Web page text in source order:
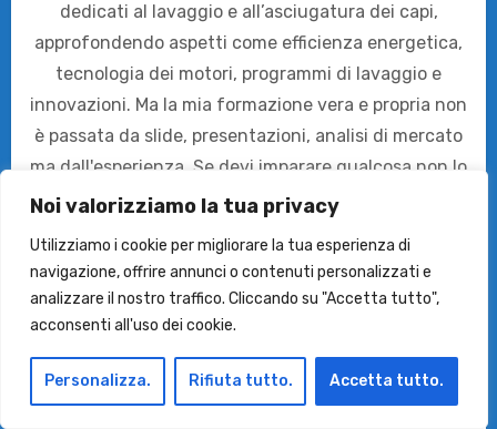
Noi valorizziamo la tua privacy
Utilizziamo i cookie per migliorare la tua esperienza di
navigazione, offrire annunci o contenuti personalizzati e
analizzare il nostro traffico. Cliccando su "Accetta tutto",
acconsenti all'uso dei cookie.
Personalizza. Rifiuta tutto. Accetta tutto.
dedicati al lavaggio e all’asciugatura dei capi,
approfondendo aspetti come efficienza energetica,
tecnologia dei motori, programmi di lavaggio e
innovazioni. Ma la mia formazione vera e propria non
è passata da slide, presentazioni, analisi di mercato
ma dall'esperienza. Se devi imparare qualcosa non lo
fai solo lavorando in un ufficio ma anche a casa nel
una montagna di bucato ogni settimana. Ho vissuto
da sola prima di mettere su famiglia, ho provato negli
anni (che aimé iniziano a essere tanti) decine di
soluzioni tra lavatrici, lavasciuga, asciugatrici e
prodotti per il bucato. Su MiglioriLavatrici.com